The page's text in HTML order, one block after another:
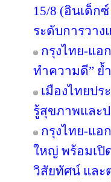
15/8 (อินเด็ก
ระดับการวา
กรุงไทย-แอ
ทำความดี” ย้
เมืองไทยปร
รู้สุขภาพและ
กรุงไทย-แอ
ใหญ่ พร้อมเปิ
วิสัยทัศน์ และ